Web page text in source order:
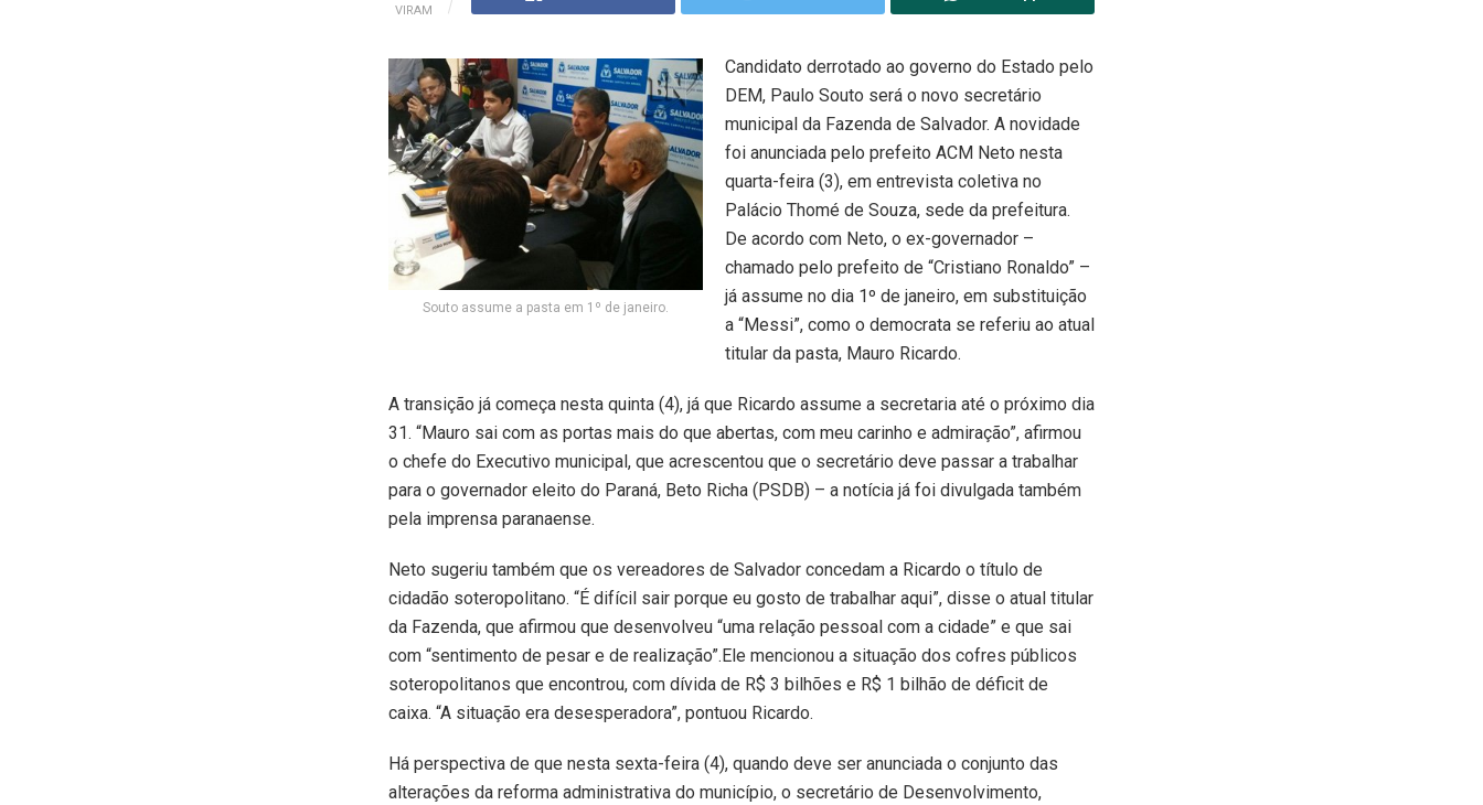
VIRAM
Souto assume a pasta em 1º de janeiro.
Candidato derrotado ao governo do Estado pelo
DEM, Paulo Souto será o novo secretário
municipal da Fazenda de Salvador. A novidade
foi anunciada pelo prefeito ACM Neto nesta
quarta-feira (3), em entrevista coletiva no
Palácio Thomé de Souza, sede da prefeitura.
De acordo com Neto, o ex-governador –
chamado pelo prefeito de “Cristiano Ronaldo” –
já assume no dia 1º de janeiro, em substituição
a “Messi”, como o democrata se referiu ao atual
titular da pasta, Mauro Ricardo.
A transição já começa nesta quinta (4), já que Ricardo assume a secretaria até o próximo dia
31. “Mauro sai com as portas mais do que abertas, com meu carinho e admiração”, afirmou
o chefe do Executivo municipal, que acrescentou que o secretário deve passar a trabalhar
para o governador eleito do Paraná, Beto Richa (PSDB) – a notícia já foi divulgada também
pela imprensa paranaense.
Neto sugeriu também que os vereadores de Salvador concedam a Ricardo o título de
cidadão soteropolitano. “É difícil sair porque eu gosto de trabalhar aqui”, disse o atual titular
da Fazenda, que afirmou que desenvolveu “uma relação pessoal com a cidade” e que sai
com “sentimento de pesar e de realização”.Ele mencionou a situação dos cofres públicos
soteropolitanos que encontrou, com dívida de R$ 3 bilhões e R$ 1 bilhão de déficit de
caixa. “A situação era desesperadora”, pontuou Ricardo.
Há perspectiva de que nesta sexta-feira (4), quando deve ser anunciada o conjunto das
alterações da reforma administrativa do município, o secretário de Desenvolvimento,